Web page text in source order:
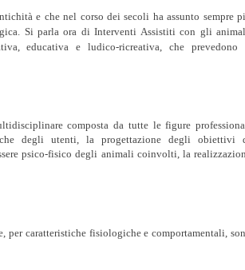
e che nel corso dei secoli ha assunto sempre
Si parla ora di Interventi Assistiti con gli
educativa e ludico-ricreativa, che
composta da tutte le figure
degli utenti, la progettazione degli obiettivi
psico-fisico degli animali coinvolti, la
per caratteristiche fisiologiche e comportamentali,